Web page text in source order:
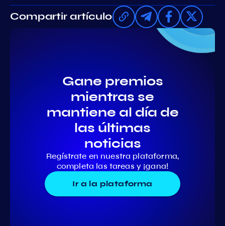
Compartir artículo
Gane premios
mientras se
mantiene al día de
las últimas
noticias
Regístrate en nuestra plataforma,
completa las tareas y ¡gana!
Ir a la plataforma